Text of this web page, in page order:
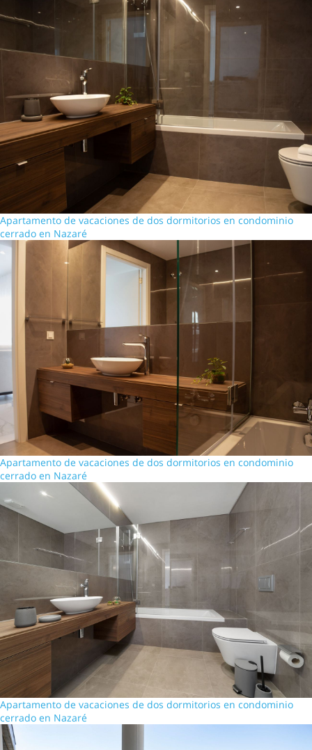
Apartamento de vacaciones de dos dormitorios en condominio
cerrado en Nazaré
Apartamento de vacaciones de dos dormitorios en condominio
cerrado en Nazaré
Apartamento de vacaciones de dos dormitorios en condominio
cerrado en Nazaré